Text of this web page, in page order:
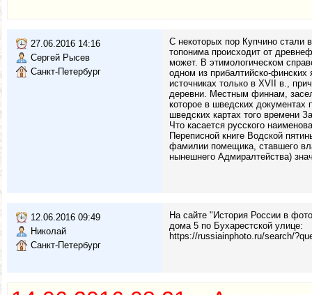
27.06.2016 14:16
Сергей Рысев
Санкт-Петербург
С некоторых пор Купчино стали
топонима происходит от
может. В этимологическом
одном из прибалтийско-
источниках только в XVII в.,
деревни. Местным финнам,
которое в шведских
шведских картах того времени
Что касается русского
Переписной книге Водской
фамилии помещика, ставшего
нынешнего Адмиралтейства)
12.06.2016 09:49
Николай
Санкт-Петербург
На сайте "История России в
дома 5 по Бухарестской улице:
https://russiainphoto.ru/search/